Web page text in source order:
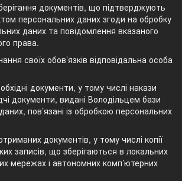
документів, що підтверджують
персональних даних згоди на обробку
даних та повідомлення вказаного
права.
своїх обов’язків відповідальна особа
документи, у тому числі накази
документи, видані Володільцем бази
пов’язані із обробкою персональних
документів, у тому числі копії
записів, що зберігаються в локальних
мережах і автономних комп’ютерних